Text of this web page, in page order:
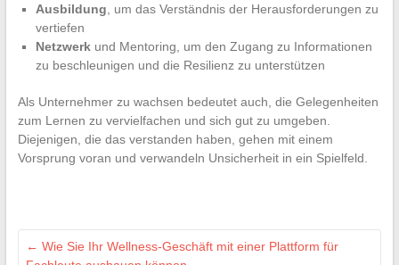
Ausbildung , um das Verständnis der Herausforderungen zu
vertiefen
Netzwerkund Mentoring, um den Zugang zu Informationen
zu beschleunigen und die Resilienz zu unterstützen
Als Unternehmer zu wachsen bedeutet auch, die Gelegenheiten
zum Lernen zu vervielfachen und sich gut zu umgeben.
Diejenigen, die das verstanden haben, gehen mit einem
Vorsprung voran und verwandeln Unsicherheit in ein Spielfeld.
← Wie Sie Ihr Wellness-Geschäft mit einer Plattform für